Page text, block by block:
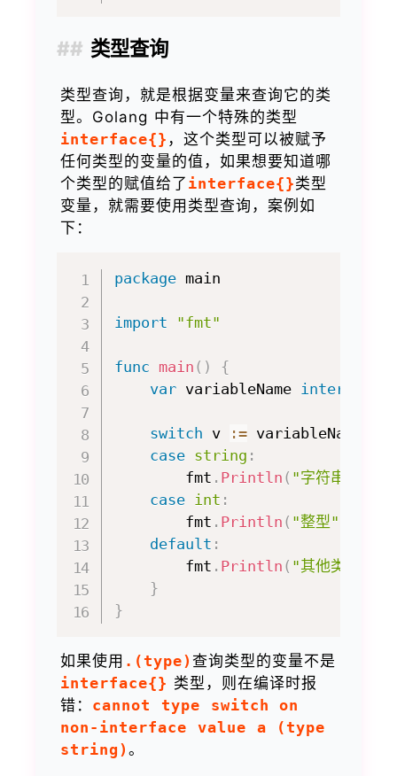
类型查询
类型查询，就是根据变量来查询它的类
型。Golang 中有一个特殊的类型
interface{} ，这个类型可以被赋予
任何类型的变量的值，如果想要知道哪
个类型的赋值给了 interface{}类型
变量，就需要使用类型查询，案例如
下：
package main
import "fmt"
func main ( )
{
var variableName interface
switch v := variableName
case string :
        fmt
. Println ( "字符串"
case
int :
        fmt
. Println ( "整型"
default :
        fmt
. Println ( "其他类型"
}
}
如果使用 .(type) 查询类型的变量不是
interface{} 类型，则在编译时报
错： cannot type switch on
non-interface value a (type
string) 。